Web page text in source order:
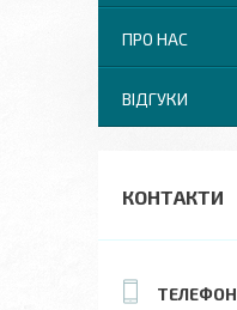
ПРО НАС
ВІДГУКИ
КОНТАКТИ